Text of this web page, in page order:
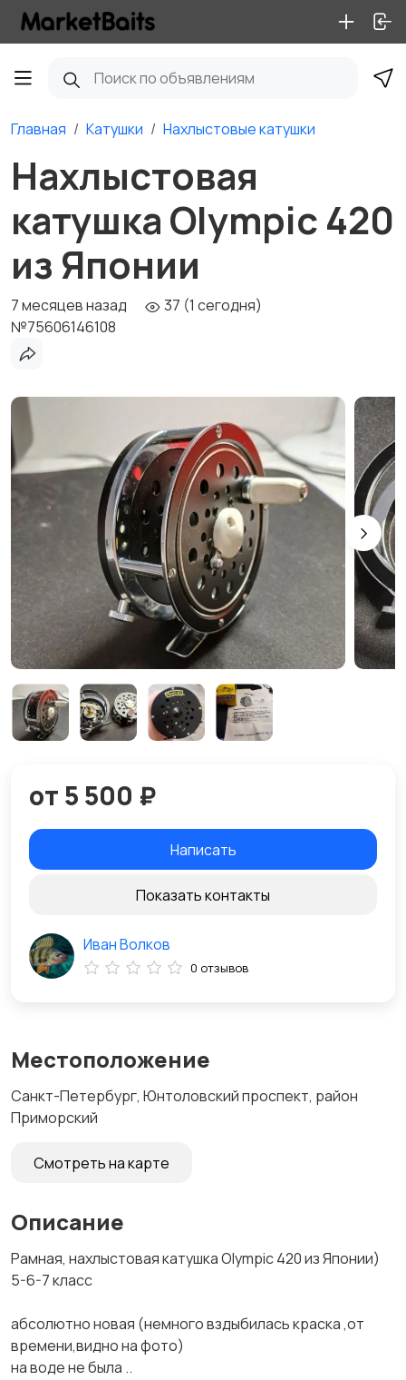
Главная Катушки Нахлыстовые катушки
Нахлыстовая
катушка Olympic 420
из Японии
7 месяцев назад
37 (1 сегодня)
№75606146108
Местоположение
Санкт-Петербург, Юнтоловский проспект, район
Приморский
Смотреть на карте
Описание
Рамная, нахлыстовая катушка Olympic 420 из Японии)
5-6-7 класс
абсолютно новая (немного вздыбилась краска ,от
времени,видно на фото)
на воде не была ..
от 5 500 ₽
Написать
Показать контакты
Иван Волков
0 отзывов